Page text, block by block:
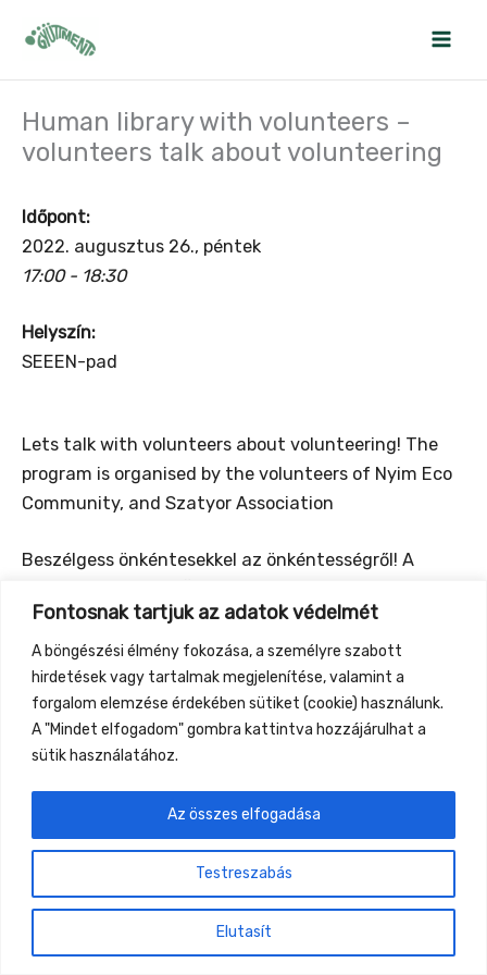
Fontosnak tartjuk az adatok védelmét
A böngészési élmény fokozása, a személyre szabott
hirdetések vagy tartalmak megjelenítése, valamint a
forgalom elemzése érdekében sütiket (cookie) használunk.
A "Mindet elfogadom" gombra kattintva hozzájárulhat a
sütik használatához.
Testreszabás
Elutasít
Az összes elfogadása
Human library with volunteers –
volunteers talk about volunteering
Időpont:
2022. augusztus 26., péntek
17:00 - 18:30
Helyszín:
SEEEN-pad
Lets talk with volunteers about volunteering! The
program is organised by the volunteers of Nyim Eco
Community, and Szatyor Association
Beszélgess önkéntesekkel az önkéntességről! A
Egyesület önkéntesei szervezik.
← Previous Event Next Event
Csobánkapuszta